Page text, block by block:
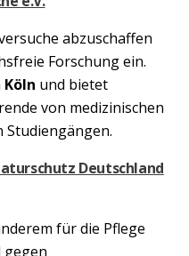
abzuschaffen
Forschung ein.
Köln und bietet
von medizinischen
Studiengängen.
Deutschland
für die Pflege